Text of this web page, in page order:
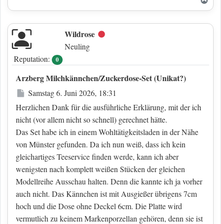
Wildrose Offline
Neuling
Reputation:
0
Arzberg Milchkännchen/Zuckerdose-Set (Unikat?)
Beitrag
Samstag 6. Juni 2026, 18:31
Herzlichen Dank für die ausführliche Erklärung, mit der ich
nicht (vor allem nicht so schnell) gerechnet hätte.
Das Set habe ich in einem Wohltätigkeitsladen in der Nähe
von Münster gefunden. Da ich nun weiß, dass ich kein
gleichartiges Teeservice finden werde, kann ich aber
wenigsten nach komplett weißen Stücken der gleichen
Modellreihe Ausschau halten. Denn die kannte ich ja vorher
auch nicht. Das Kännchen ist mit Ausgießer übrigens 7cm
hoch und die Dose ohne Deckel 6cm. Die Platte wird
vermutlich zu keinem Markenporzellan gehören, denn sie ist